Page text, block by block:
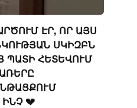
ԷՐ, ՈՐ ԱՅՍ
ՍԿԻԶԲՆ
ՊԱՏԻ ՀԵՏԵՎՈՒՄ
💔